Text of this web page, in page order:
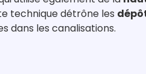
technique détrône les
dans les canalisations.